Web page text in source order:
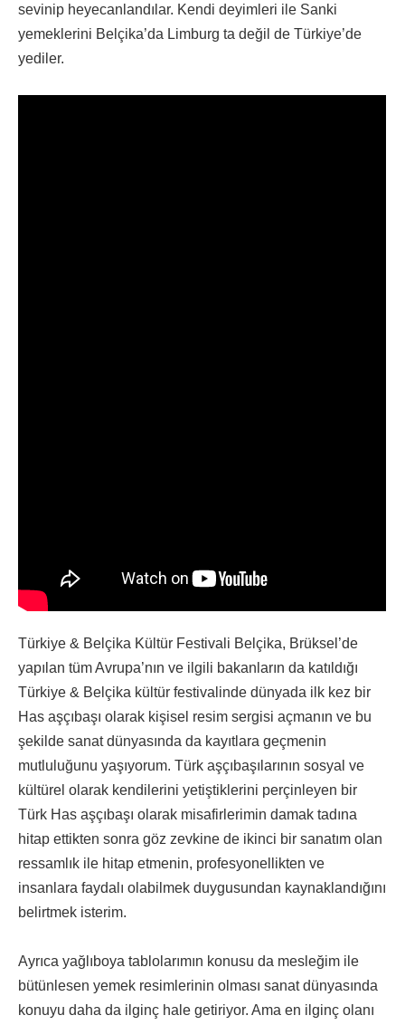
sevinip heyecanlandılar. Kendi deyimleri ile Sanki
yemeklerini Belçika’da Limburg ta değil de Türkiye’de
yediler.
Türkiye & Belçika Kültür Festivali Belçika, Brüksel’de
yapılan tüm Avrupa’nın ve ilgili bakanların da katıldığı
Türkiye & Belçika kültür festivalinde dünyada ilk kez bir
Has aşçıbaşı olarak kişisel resim sergisi açmanın ve bu
şekilde sanat dünyasında da kayıtlara geçmenin
mutluluğunu yaşıyorum. Türk aşçıbaşılarının sosyal ve
kültürel olarak kendilerini yetiştiklerini perçinleyen bir
Türk Has aşçıbaşı olarak misafirlerimin damak tadına
hitap ettikten sonra göz zevkine de ikinci bir sanatım olan
ressamlık ile hitap etmenin, profesyonellikten ve
insanlara faydalı olabilmek duygusundan kaynaklandığını
belirtmek isterim.
Ayrıca yağlıboya tablolarımın konusu da mesleğim ile
bütünlesen yemek resimlerinin olması sanat dünyasında
konuyu daha da ilginç hale getiriyor. Ama en ilginç olanı